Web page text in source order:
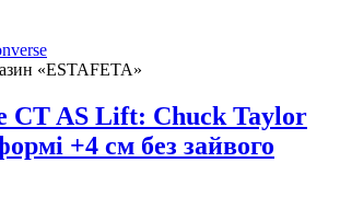
«ESTAFETA»
CT AS Lift: Chuck Taylor
+4 см без зайвого